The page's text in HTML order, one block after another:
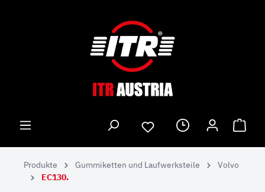
Produkte Gummiketten und Laufwerksteile
Volvo
EC130.